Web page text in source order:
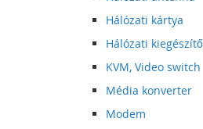
Hálózati kártya
Hálózati kiegészítő
KVM, Video switch
Média konverter
Modem